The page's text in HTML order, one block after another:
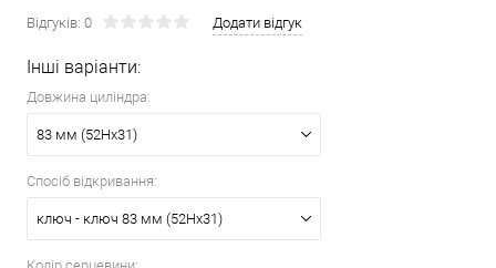
Відгуків: 0 Додати відгук
Інші варіанти:
Довжина циліндра:
83 мм (52Hx31)
Спосіб відкривання:
ключ - ключ 83 мм (52Hx31)